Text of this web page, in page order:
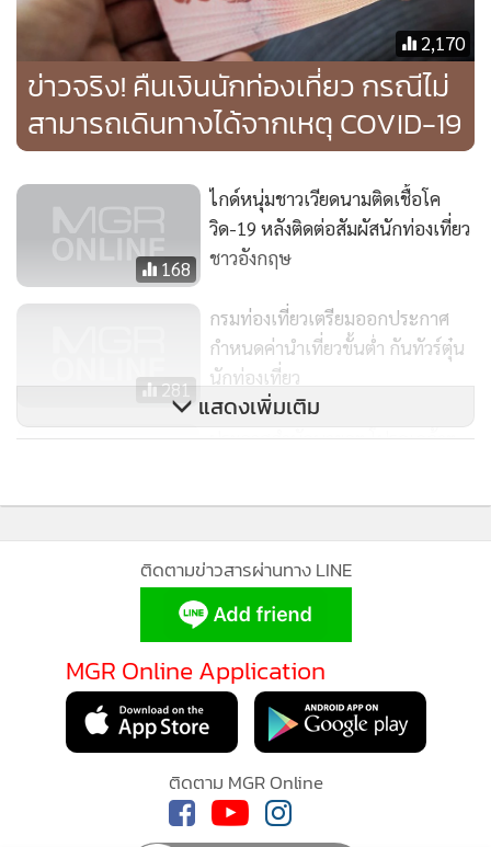
2,170
ข่าวจริง! คืนเงินนักท่องเที่ยว กรณีไม่
สามารถเดินทางได้จากเหตุ COVID-19
168
ไกด์หนุ่มชาวเวียดนามติดเชื้อโค
วิด-19 หลังติดต่อสัมผัสนักท่องเที่ยว
ชาวอังกฤษ
281
กรมท่องเที่ยวเตรียมออกประกาศ
กำหนดค่านำเที่ยวขั้นต่ำ กันทัวร์ตุ๋น
นักท่องเที่ยว
848
ประกาศสํานักนายกฯ โปรดเกล้าฯ
แสดงเพิ่มเติม
ติดตามข่าวสารผ่านทาง LINE
MGR Online Application
ติดตาม MGR Online